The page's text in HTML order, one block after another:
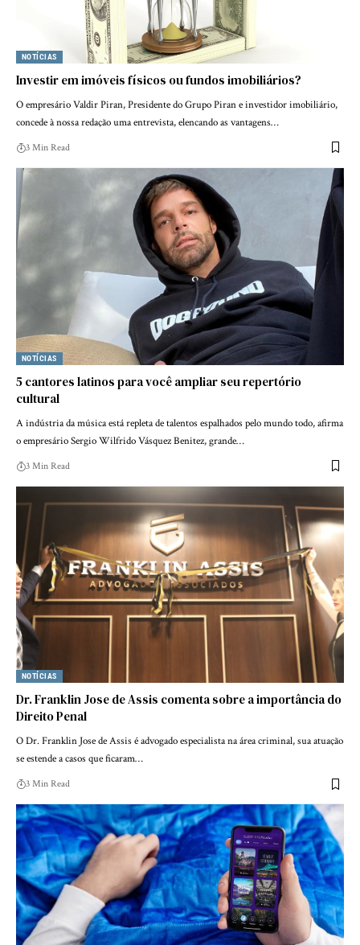
NOTÍCIAS
Investir em imóveis físicos ou fundos imobiliários?
O empresário Valdir Piran, Presidente do Grupo Piran e investidor imobiliário,
concede à nossa redação uma entrevista, elencando as vantagens…
3 Min Read
NOTÍCIAS
5 cantores latinos para você ampliar seu repertório
cultural
A indústria da música está repleta de talentos espalhados pelo mundo todo, afirma
o empresário Sergio Wilfrido Vásquez Benitez, grande…
3 Min Read
NOTÍCIAS
Dr. Franklin Jose de Assis comenta sobre a importância do
Direito Penal
O Dr. Franklin Jose de Assis é advogado especialista na área criminal, sua atuação
se estende a casos que ficaram…
3 Min Read